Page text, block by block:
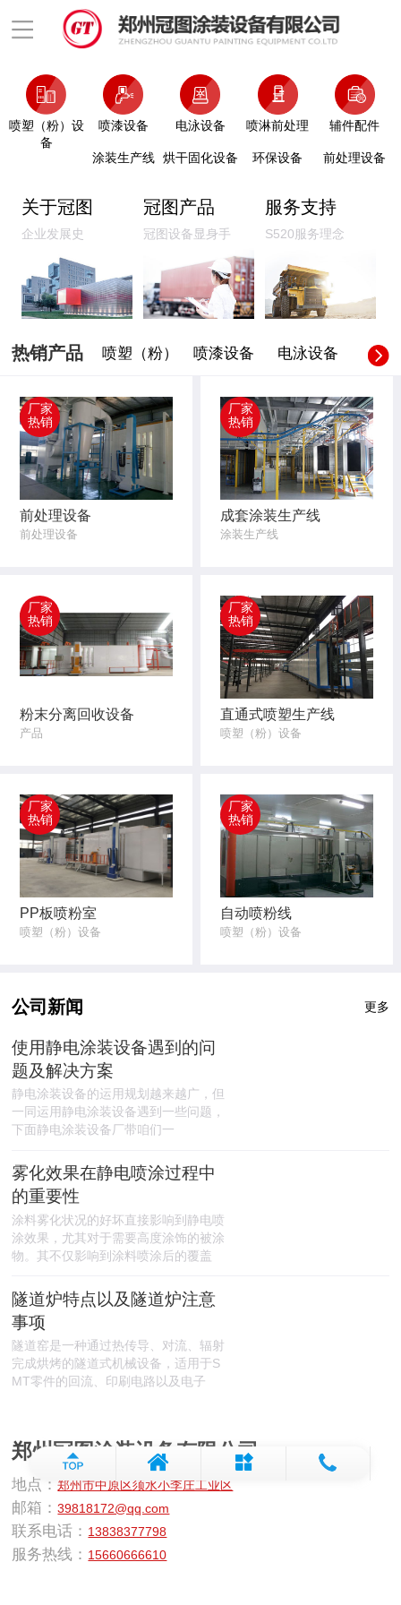
喷塑（粉）设
备
喷漆设备 电泳设备 喷淋前处理 辅件配件
涂装生产线 烘干固化设备 环保设备 前处理设备
关于冠图
企业发展史
冠图产品
冠图设备显身手
服务支持
S520服务理念
热销产品 喷塑（粉）
设备
喷漆设备 电泳设备 喷淋
厂家
热销
前处理设备
前处理设备
厂家
热销
成套涂装生产线
涂装生产线
厂家
热销
粉末分离回收设备
产品
厂家
热销
直通式喷塑生产线
喷塑（粉）设备
厂家
热销
PP板喷粉室
喷塑（粉）设备
厂家
热销
自动喷粉线
喷塑（粉）设备
公司新闻 更多
使用静电涂装设备遇到的问
题及解决方案
静电涂装设备的运用规划越来越广，但
一同运用静电涂装设备遇到一些问题，
下面静电涂装设备厂带咱们一
雾化效果在静电喷涂过程中
的重要性
涂料雾化状况的好坏直接影响到静电喷
涂效果，尤其对于需要高度涂饰的被涂
物。其不仅影响到涂料喷涂后的覆盖
隧道炉特点以及隧道炉注意
事项
隧道窑是一种通过热传导、对流、辐射
完成烘烤的隧道式机械设备，适用于S
MT零件的回流、印刷电路以及电子
郑州冠图涂装设备有限公司
地点：郑州市中原区须水小李庄工业区
邮箱：39818172@qq.com
联系电话： 13838377798
服务热线： 15660666610